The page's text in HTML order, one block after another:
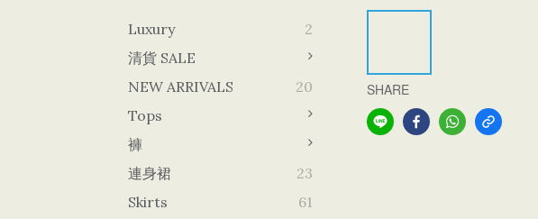
Luxury
2
清貨 SALE
NEW ARRIVALS
20
Tops
褲
連身裙
23
Skirts
61
SHARE